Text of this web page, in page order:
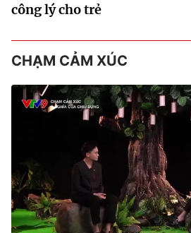
công lý cho trẻ
CHẠM CẢM XÚC